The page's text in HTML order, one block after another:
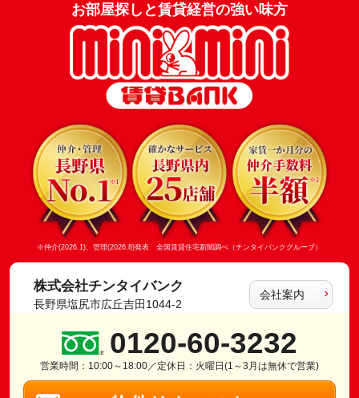
お部屋探しと賃貸経営の強い味方
※仲介(2026.1)、管理(2026.8)発表 全国賃貸住宅新聞調べ（チンタイバンクグループ）
株式会社チンタイバンク
長野県塩尻市広丘吉田1044-2
会社案内
0120-60-3232
営業時間：10:00～18:00／定休日：火曜日(1～3月は無休で営業)